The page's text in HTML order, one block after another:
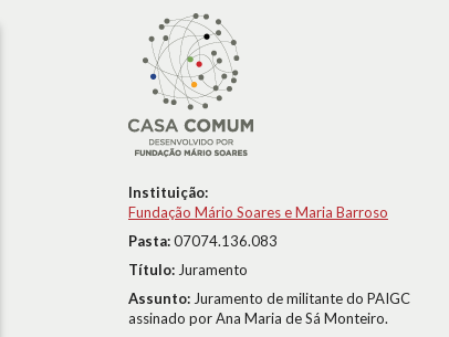
Instituição:
Fundação Mário Soares e Maria Barroso
Pasta:07074.136.083
Título: Juramento
Assunto: Juramento de militante do PAIGC
assinado por Ana Maria de Sá Monteiro.